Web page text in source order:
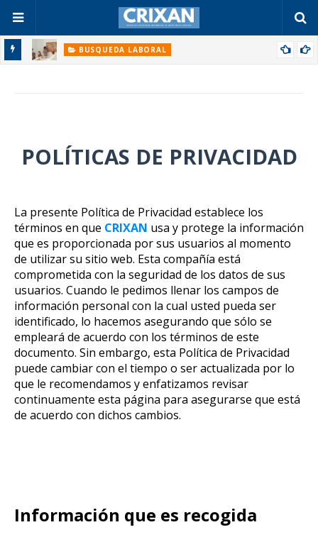
BUSQUEDA LABORAL
POLÍTICAS DE PRIVACIDAD
La presente Política de Privacidad establece los
términos en que CRIXAN usa y protege la información
que es proporcionada por sus usuarios al momento
de utilizar su sitio web. Esta compañía está
comprometida con la seguridad de los datos de sus
usuarios. Cuando le pedimos llenar los campos de
información personal con la cual usted pueda ser
identificado, lo hacemos asegurando que sólo se
empleará de acuerdo con los términos de este
documento. Sin embargo, esta Política de Privacidad
puede cambiar con el tiempo o ser actualizada por lo
que le recomendamos y enfatizamos revisar
continuamente esta página para asegurarse que está
de acuerdo con dichos cambios.
Información que es recogida